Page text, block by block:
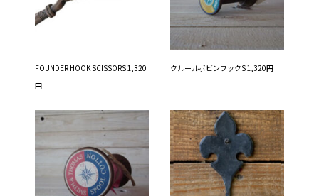
FOUNDER HOOK SCISSORS 1,320
円
クルールボビンフックS 1,320円